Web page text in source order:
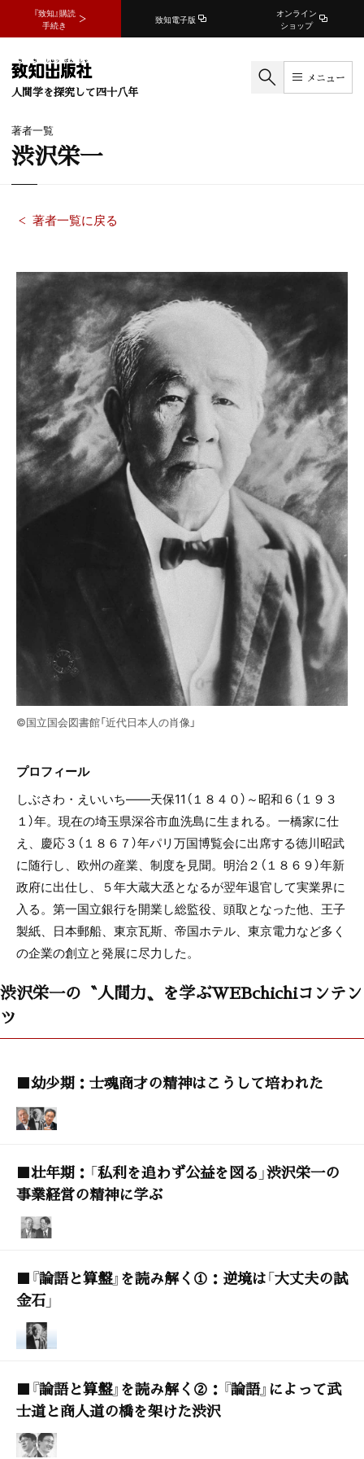
『致知』購読
手続き
致知電子版
オンライン
ショップ
人間学を探究して四十八年
メニュー
著者一覧
渋沢栄一
著者一覧に戻る
©国立国会図書館「近代日本人の肖像」
プロフィール
しぶさわ・えいいち――天保11（１８４０）～昭和６（１９３
１）年。現在の埼玉県深谷市血洗島に生まれる。一橋家に仕
え、慶応３（１８６７）年パリ万国博覧会に出席する徳川昭武
に随行し、欧州の産業、制度を見聞。明治２（１８６９）年新
政府に出仕し、５年大蔵大丞となるが翌年退官して実業界に
入る。第一国立銀行を開業し総監役、頭取となった他、王子
製紙、日本郵船、東京瓦斯、帝国ホテル、東京電力など多く
の企業の創立と発展に尽力した。
渋沢栄一の〝人間力〟を学ぶWEBchichiコンテン
ツ
■幼少期：士魂商才の精神はこうして培われた
■壮年期：「私利を追わず公益を図る」渋沢栄一の
事業経営の精神に学ぶ
■『論語と算盤』を読み解く①：逆境は「大丈夫の試
金石」
■『論語と算盤』を読み解く②：『論語』によって武
士道と商人道の橋を架けた渋沢